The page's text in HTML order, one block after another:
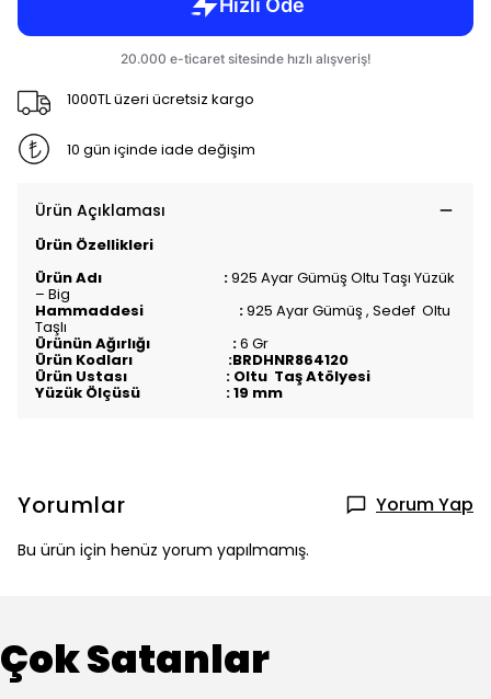
1000TL üzeri ücretsiz kargo
10 gün içinde iade değişim
Ürün Açıklaması
Ürün Özellikleri
Ürün Adı :925 Ayar Gümüş Oltu Taşı Yüzük
– Big
Hammaddesi :925 Ayar Gümüş , Sedef Oltu
Taşlı
Ürünün Ağırlığı :6 Gr
Ürün Kodları :BRDHNR864120
Ürün Ustası : Oltu Taş Atölyesi
Yüzük Ölçüsü : 19 mm
Yorumlar Yorum Yap
Bu ürün için henüz yorum yapılmamış.
Çok Satanlar